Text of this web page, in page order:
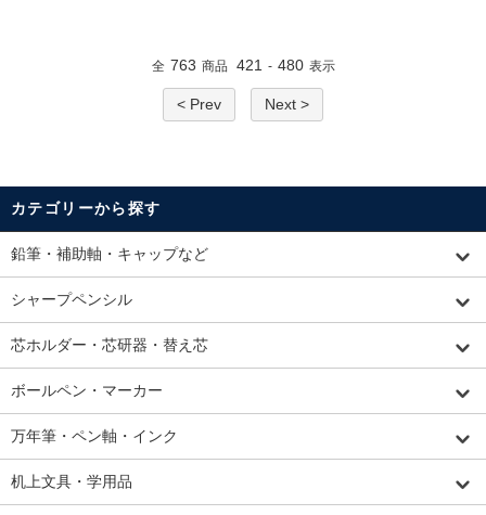
全 763 商品 421 - 480 表示
< Prev Next >
カテゴリーから探す
鉛筆・補助軸・キャップなど
シャープペンシル
芯ホルダー・芯研器・替え芯
ボールペン・マーカー
万年筆・ペン軸・インク
机上文具・学用品